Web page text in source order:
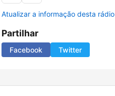
Atualizar a informação desta rádio
Partilhar
Facebook Twitter